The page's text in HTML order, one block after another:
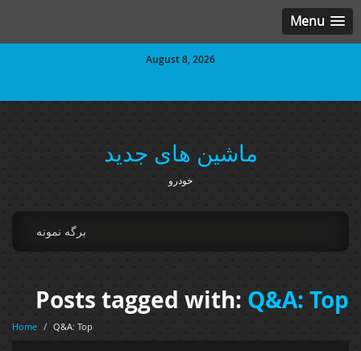
Menu
August 8, 2026
ماشین های جدید
خودرو
برگه نمونه
Posts tagged with:Q&A: Top
Home / Q&A: Top